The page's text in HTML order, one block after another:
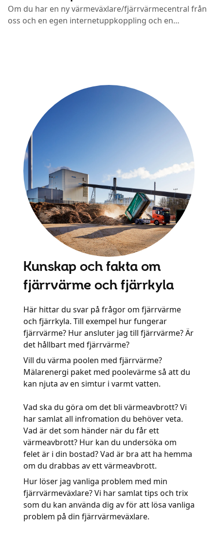
Om du har en ny värmeväxlare/fjärrvärmecentral från
oss och en egen internetuppkoppling och en
Kunskap och fakta om
fjärrvärme och fjärrkyla
Här hittar du svar på frågor om fjärrvärme
och fjärrkyla. Till exempel hur fungerar
fjärrvärme? Hur ansluter jag till fjärrvärme? Är
det hållbart med fjärrvärme?
Vill du värma poolen med fjärrvärme?
Mälarenergi paket med poolevärme så att du
kan njuta av en simtur i varmt vatten.
Vad ska du göra om det bli värmeavbrott? Vi
har samlat all infromation du behöver veta.
Vad är det som händer när du får ett
värmeavbrott? Hur kan du undersöka om
felet är i din bostad? Vad är bra att ha hemma
om du drabbas av ett värmeavbrott.
Hur löser jag vanliga problem med min
fjärrvärmeväxlare? Vi har samlat tips och trix
som du kan använda dig av för att lösa vanliga
problem på din fjärrvärmeväxlare.